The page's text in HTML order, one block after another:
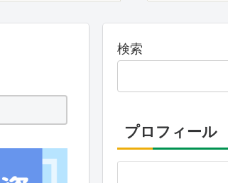
検索
プロフィール